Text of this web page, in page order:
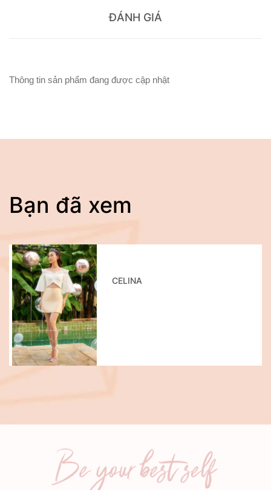
ĐÁNH GIÁ
Thông tin sản phẩm đang được cập nhật
Bạn đã xem
CELINA